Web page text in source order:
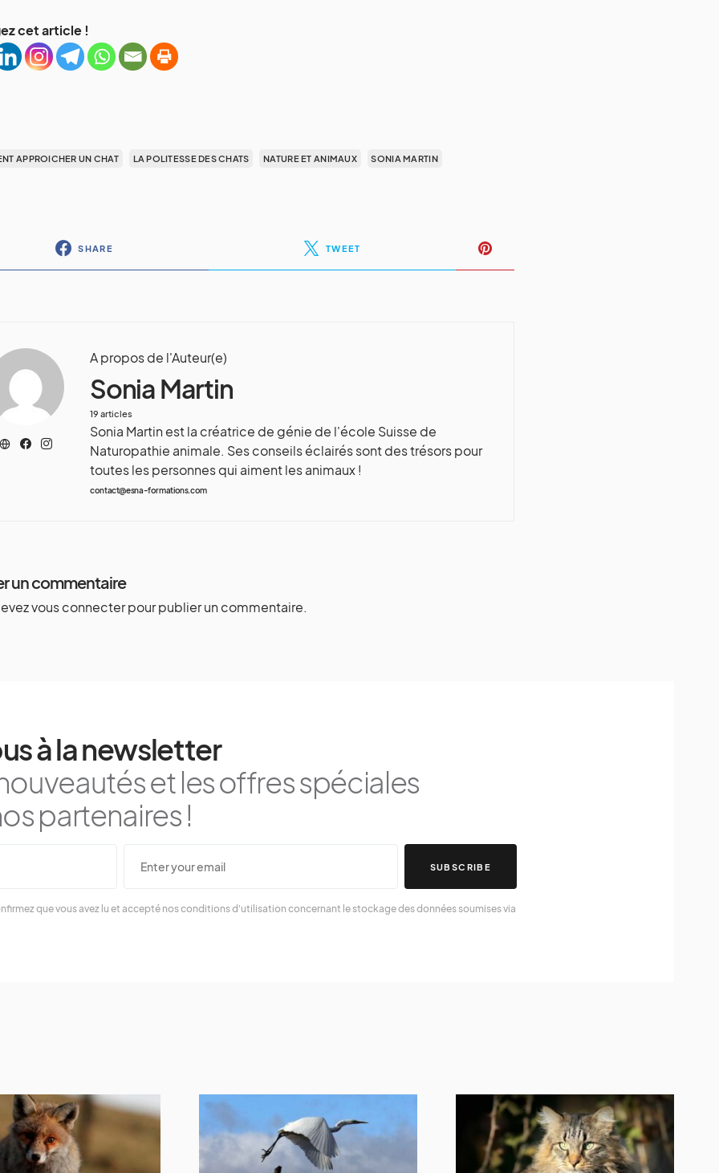
cet article !
APPROICHER UN CHAT LA POLITESSE DES CHATS NATURE ET ANIMAUX SONIA MARTIN
SHARE TWEET
A propos de l'Auteur(e)
Sonia Martin
19 articles
Sonia Martin est la créatrice de génie de l'école Suisse de
Naturopathie animale. Ses conseils éclairés sont des trésors pour
toutes les personnes qui aiment les animaux !
contact@esna-formations.com
un commentaire
vous connecterpour publier un commentaire.
à la newsletter
et les offres spéciales
partenaires !
SUBSCRIBE
que vous avez lu et accepté nos conditions d'utilisation concernant le stockage des données soumises via